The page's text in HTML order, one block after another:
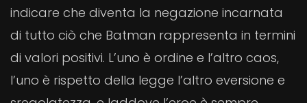
indicare che diventa la negazione incarnata
di tutto ciò che Batman rappresenta in termini
di valori positivi. L’uno è ordine e l’altro caos,
l’uno è rispetto della legge l’altro eversione e